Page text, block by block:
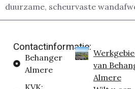
duurzame, scheurvaste
Contactinformatie:
Behanger
Almere
KVK:
van
Almere